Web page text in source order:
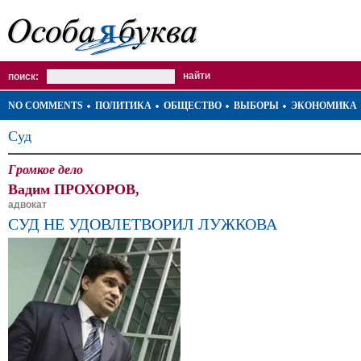
поиск:
NO COMMENTS ПОЛИТИКА ОБЩЕСТВО ВЫБОРЫ ЭКОНОМИКА
Суд
Громкое дело
Вадим ПРОХОРОВ,
адвокат
СУД НЕ УДОВЛЕТВОРИЛ ЛУЖКОВА